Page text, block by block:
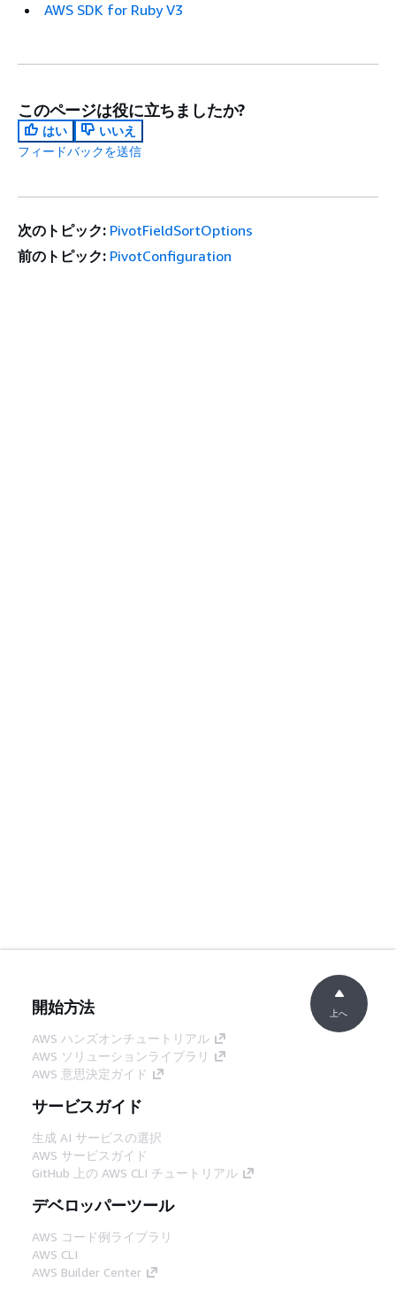
AWS SDK for Ruby V3
このページは役に立ちましたか?
はい
いいえ
フィードバックを送信
次のトピック: PivotFieldSortOptions
前のトピック: PivotConfiguration
開始方法
AWS ハンズオンチュートリアル
AWS ソリューションライブラリ
AWS 意思決定ガイド
サービスガイド
生成 AI サービスの選択
AWS サービスガイド
GitHub 上の AWS CLI チュートリアル
デベロッパーツール
AWS コード例ライブラリ
AWS CLI
AWS Builder Center
上へ